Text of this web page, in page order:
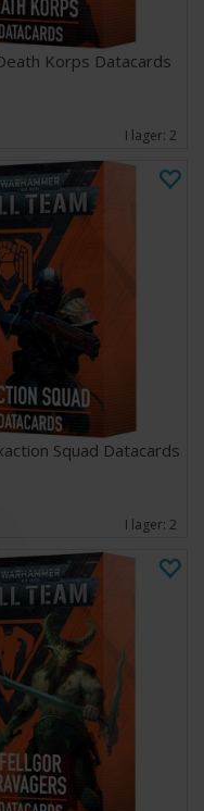
Korps Datacards
I lager:2
Squad Datacards
I lager:2